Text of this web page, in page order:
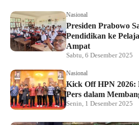
Nasional
Presiden Prabowo
Pendidikan ke
Ampat
Sabtu, 6 Desember 2025
Nasional
Kick Off HPN
Pers dalam
Senin, 1 Desember 2025